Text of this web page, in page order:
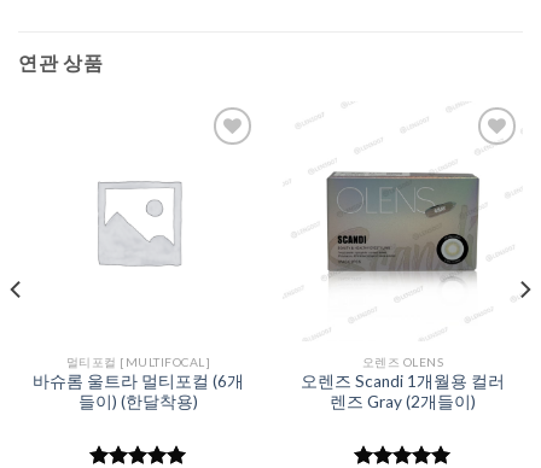
연관 상품
멀티포컬 [MULTIFOCAL]
바슈롬 울트라 멀티포컬 (6개
들이) (한달착용)
Wishlist
오렌즈 OLENS
오렌즈 Scandi 1개월용 컬러
렌즈 Gray (2개들이)